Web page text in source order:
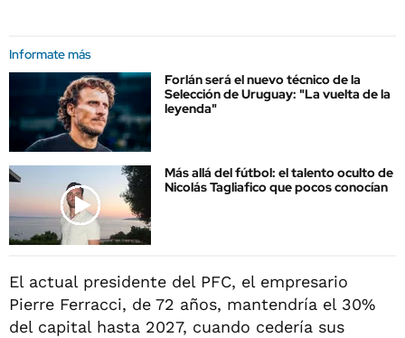
Informate más
Forlán será el nuevo técnico de la
Selección de Uruguay: "La vuelta de la
leyenda"
Más allá del fútbol: el talento oculto de
Nicolás Tagliafico que pocos conocían
El actual presidente del PFC, el empresario
Pierre Ferracci, de 72 años, mantendría el 30%
del capital hasta 2027, cuando cedería sus